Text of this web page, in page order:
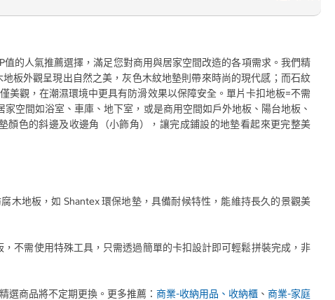
的人氣推薦選擇，滿足您對商用與居家空間改造的各項需求。我們精
板外觀呈現出自然之美，灰色木紋地墊則帶來時尚的現代感；而石紋
美觀，在潮濕環境中更具有防滑效果以保障安全。單片卡扣地板=不需
空間如浴室、車庫、地下室，或是商用空間如戶外地板、陽台地板、
色的斜邊及收邊角（小飾角），讓完成鋪設的地墊看起來更完整美
木地板，如 Shantex 環保地墊，具備耐候特性，能維持長久的景觀美
不需使用特殊工具，只需透過簡單的卡扣設計即可輕鬆拼裝完成，非
選商品將不定期更換。更多推薦： 商業-收納用品、收納櫃 、 商業-家庭